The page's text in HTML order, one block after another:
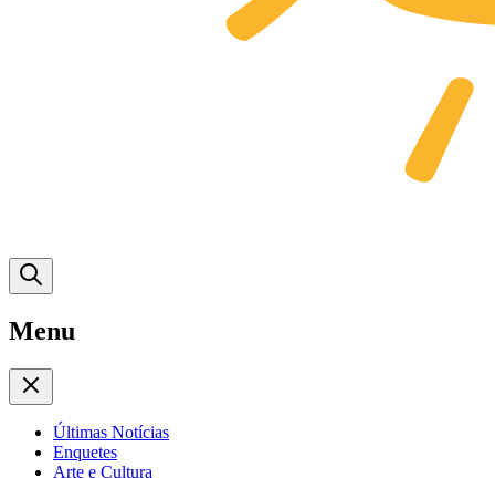
Menu
Últimas Notícias
Enquetes
Arte e Cultura